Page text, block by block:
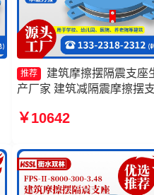
推荐
建筑摩擦摆隔震支座
产厂家 建筑减隔震摩擦摆
1000-350-3.81 摩擦摆隔震
￥10642